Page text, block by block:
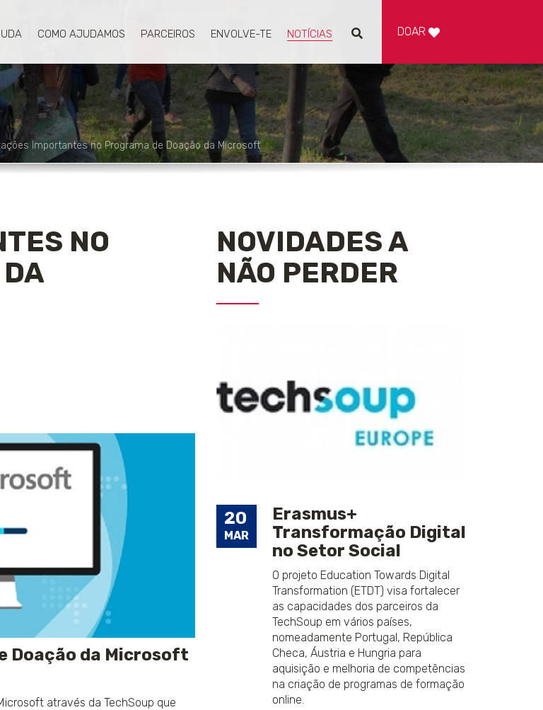
COMO AJUDAMOS PARCEIROS ENVOLVE-TE NOTÍCIAS DOAR
Importantes no Programa de Doação da Microsoft
NO
Doação da Microsoft
através da TechSoup que
NOVIDADES A
NÃO PERDER
Ação GALP Energia
para IPSS
Iniciativa de solidariedade promovida
GALP em parceria com a
ENTRAJUDA
+
20
MAR
Erasmus+
Transformação Digital
no Setor Social
O projeto Education Towards Digital
Transformation (ETDT) visa fortalecer
as capacidades dos parceiros da
TechSoup em vários países,
nomeadamente Portugal, República
Checa, Áustria e Hungria para
aquisição e melhoria de competências
na criação de programas de formação
online.